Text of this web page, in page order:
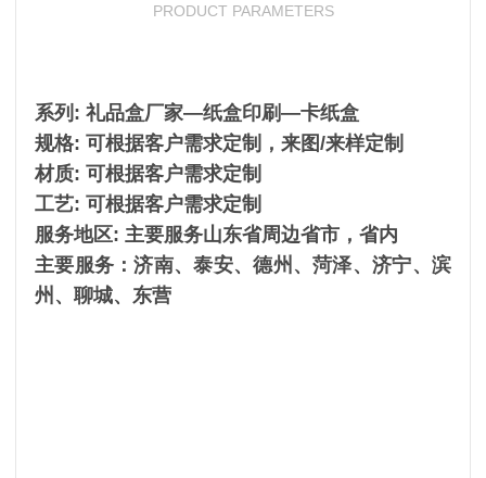
PRODUCT PARAMETERS
系列: 礼品盒厂家—纸盒印刷—卡纸盒
规格: 可根据客户需求定制，来图/来样定制
材质: 可根据客户需求定制
工艺: 可根据客户需求定制
服务地区: 主要服务山东省周边省市，省内
主要服务：济南、泰安、德州、菏泽、济宁、滨
州、聊城、东营